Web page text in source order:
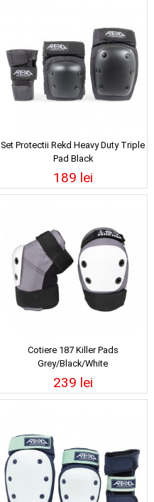
Set Protectii Rekd Heavy Duty Triple
Pad Black
189 lei
Cotiere 187 Killer Pads
Grey/Black/White
239 lei